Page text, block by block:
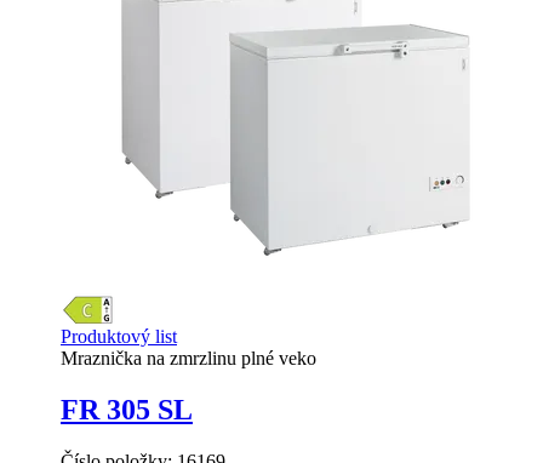
Produktový list
Mraznička na zmrzlinu plné veko
FR 305 SL